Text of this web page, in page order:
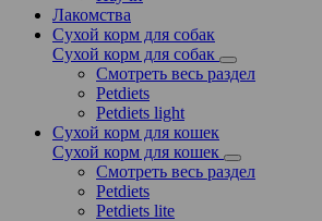
Лакомства
Сухой корм для собак
Сухой корм для собак
Смотреть весь раздел
Petdiets
Petdiets light
Сухой корм для кошек
Сухой корм для кошек
Смотреть весь раздел
Petdiets
Petdiets lite